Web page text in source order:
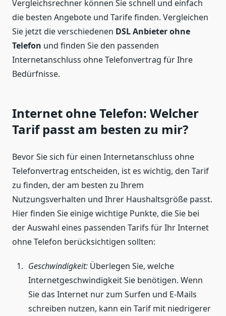
Vergleichsrechner können Sie schnell und einfach
die besten Angebote und Tarife finden. Vergleichen
Sie jetzt die verschiedenen DSL Anbieter ohne
Telefon und finden Sie den passenden
Internetanschluss ohne Telefonvertrag für Ihre
Bedürfnisse.
Internet ohne Telefon: Welcher
Tarif passt am besten zu mir?
Bevor Sie sich für einen Internetanschluss ohne
Telefonvertrag entscheiden, ist es wichtig, den Tarif
zu finden, der am besten zu Ihrem
Nutzungsverhalten und Ihrer Haushaltsgröße passt.
Hier finden Sie einige wichtige Punkte, die Sie bei
der Auswahl eines passenden Tarifs für Ihr Internet
ohne Telefon berücksichtigen sollten:
Geschwindigkeit: Überlegen Sie, welche
Internetgeschwindigkeit Sie benötigen. Wenn
Sie das Internet nur zum Surfen und E-Mails
schreiben nutzen, kann ein Tarif mit niedrigerer